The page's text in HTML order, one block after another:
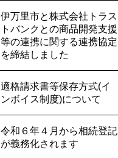
伊万里市と株式会社トラス
トバンクとの商品開発支援
等の連携に関する連携協定
を締結しました
適格請求書等保存方式(イ
ンボイス制度)について
令和６年４月から相続登記
が義務化されます